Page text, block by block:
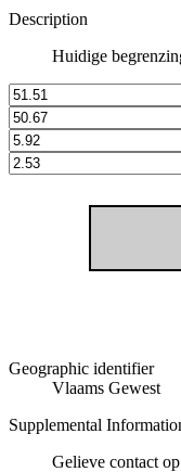
Description
Huidige
Geographic identifier
Vlaams Gewest
Supplemental
Gelieve contact